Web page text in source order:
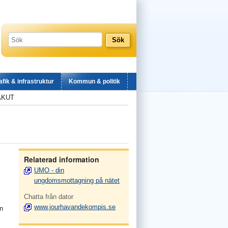
& infrastruktur Kommun & politik
Relaterad information
UMO - din
ungdomsmottagning på nätet
Chatta från dator
www.jourhavandekompis.se